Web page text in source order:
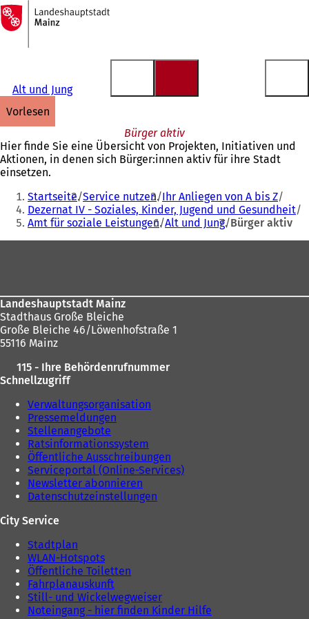
Inhalt anspringen
Zur
Startseite
Alt und Jung
vorlesen
Bürger aktiv
Hier finde Sie eine Übersicht von Projekten, Initiativen und
Aktionen, in denen sich Bürger:innen aktiv für ihre Stadt
einsetzen.
Sie
befinden
sich
hier:
Startseite Service nutzen Ihr Anliegen von A bis Z
Dezernat IV - Soziales, Kinder, Jugend und Gesundheit
Amt für soziale Leistungen Alt und Jung Bürger aktiv
Landeshauptstadt Mainz
Stadthaus Große Bleiche
Große Bleiche 46/Löwenhofstraße 1
55116 Mainz
115 - Ihre Behördenrufnummer
Schnellzugriff
Verwaltungsorganisation
Pressemeldungen
Stellenangebote
Ratsinformationssystem
Öffentliche Ausschreibungen
Serviceportal (Online-Services)
Newsletter abonnieren
Datenschutzeinstellungen
City Service
Stadtplan
WLAN-Hotspots
Öffentliche Toiletten
Fahrplanauskunft
Still- und Wickelwegweiser
Noteingang - hier finden Kinder Hilfe